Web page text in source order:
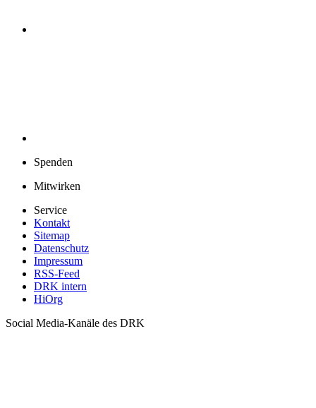
Spenden
Mitwirken
Service
Kontakt
Sitemap
Datenschutz
Impressum
RSS-Feed
DRK intern
HiOrg
Social Media-Kanäle des DRK